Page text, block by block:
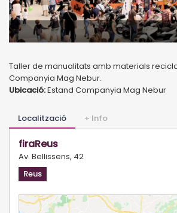
Taller de manualitats amb materials
Companyia Mag Nebur.
Ubicació:Estand Companyia Mag Nebur
Localització + Info
firaReus
Av. Bellissens, 42
Reus